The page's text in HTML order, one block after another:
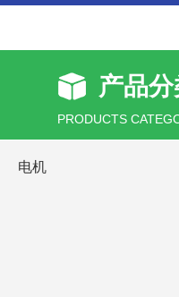
产品
PRODUCTS
电机